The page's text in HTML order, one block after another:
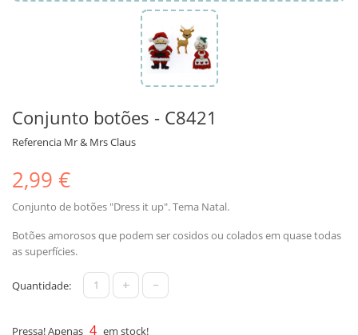
Conjunto botões - C8421
Referencia Mr & Mrs Claus
2,99 €
Conjunto de botões "Dress it up". Tema Natal.
Botões amorosos que podem ser cosidos ou colados em quase todas
as superfícies.
Quantidade: + -
Pressa! Apenas 4 em stock!